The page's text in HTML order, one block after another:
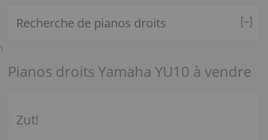
Recherche de pianos droits
\
Pianos droits Yamaha YU10 à vendre
Zut!